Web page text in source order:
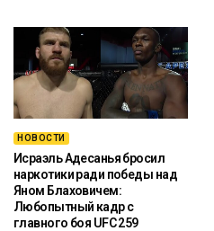
НОВОСТИ
Исраэль Адесанья бросил
наркотики ради победы над
Яном Блаховичем:
Любопытный кадр с
главного боя UFC 259